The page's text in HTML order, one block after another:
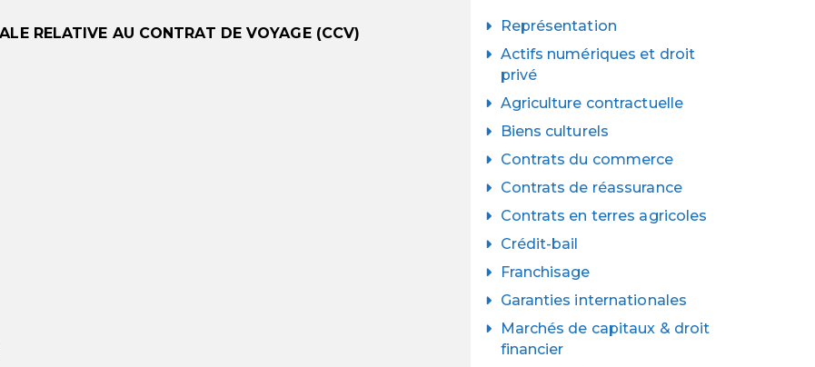
RELATIVE AU CONTRAT DE VOYAGE (CCV)
Représentation
Actifs numériques et droit
privé
Agriculture contractuelle
Biens culturels
Contrats du commerce
Contrats de réassurance
Contrats en terres agricoles
Crédit-bail
Franchisage
Garanties internationales
Marchés de capitaux & droit
financier